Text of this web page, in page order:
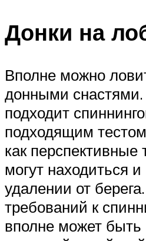
Донки на
Вполне можно
донными снастями.
подходит
подходящим
как перспективные
могут находиться
удалении от
требований к
вполне может